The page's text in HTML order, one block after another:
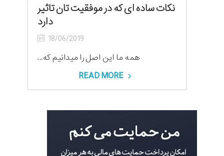
نکات ساده ای که در موفقیت تان تاثیر
دارد
18/06/2019
همه ما این اصل را میدانیم که...
READ MORE